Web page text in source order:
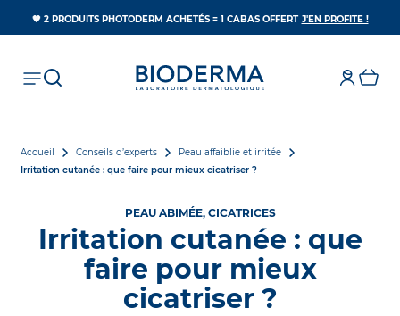
🧡 2 PRODUITS PHOTODERM ACHETÉS = 1 CABAS OFFERT J'EN PROFITE !
Accueil Conseils d’experts
Peau affaiblie et irritée
Irritation cutanée : que faire pour mieux cicatriser ?
PEAU ABIMÉE, CICATRICES
Irritation cutanée : que
faire pour mieux
cicatriser ?